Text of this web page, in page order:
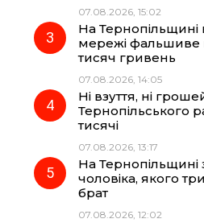
k
a
m
07.08.2026, 15:02
На Тернопільщині
мережі фальшиве
тисяч гривень
07.08.2026, 14:05
Ні взуття, ні
Тернопільського
тисячі
07.08.2026, 13:17
На
чоловіка, якого
брат
07.08.2026, 12:02